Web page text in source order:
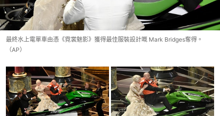
最終水上電單車由憑《霓裳魅影》獲得最佳服裝設計嘅 Mark Bridges奪得。
（AP）